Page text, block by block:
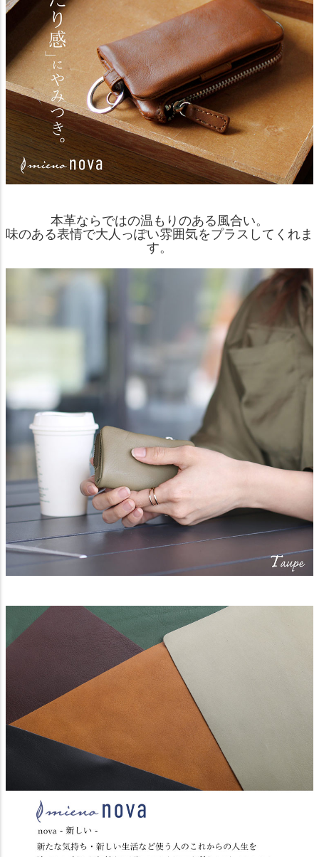
本革ならではの温もりのある風合い。
味のある表情で大人っぽい雰囲気をプラスしてくれま
す。